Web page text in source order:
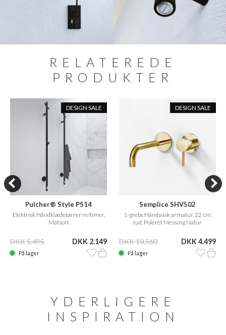
RELATEREDE
PRODUKTER
DESIGN SALE
Pulcher® Style PS14
Elektrisk Håndklædetørrer m/timer,
Matsort
DKK 5.495 DKK 2.149
På lager
DESIGN SALE
Semplice SHV502
1-grebs Håndvask armatur, 22 cm.
tud, Poleret Messing Natur
DKK 10.560 DKK 4.499
På lager
YDERLIGERE
INSPIRATION